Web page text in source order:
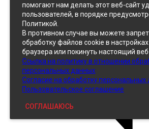
Кожзам
помогают нам делать этот веб-сайт
пользователей, в порядке
Политикой.
В противном случае вы можете
обработку файлов cookie в настройках
браузера или покинуть настоящий
Ссылка на политику в отношении
персональных данных
Согласие на обработку персональных
Пользовательское соглашение
СОГЛАШАЮСЬ